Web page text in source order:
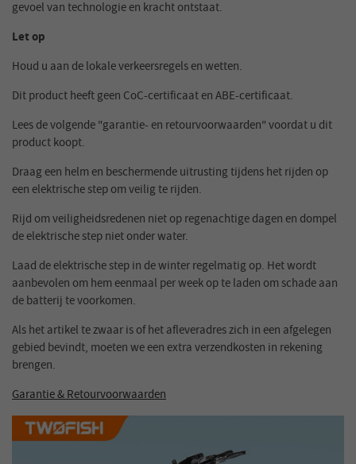
gevoel van technologie en kracht ontstaat.
Let op
Houd u aan de lokale verkeersregels en wetten.
Dit product heeft geen CoC-certificaat en ABE-certificaat.
Lees de volgende "garantie- en retourvoorwaarden" voordat u dit
product koopt.
Draag een helm en beschermende uitrusting tijdens het rijden op
een elektrische step om veilig te rijden.
Rijd om veiligheidsredenen niet op regenachtige dagen en dompel
de elektrische step niet onder water.
Laad de elektrische step in de winter regelmatig op. Het wordt
aanbevolen om hem eenmaal per week op te laden om schade aan
de batterij te voorkomen.
Als het artikel te zwaar is of het afleveradres zich in een afgelegen
gebied bevindt, moeten we een extra verzendkosten in rekening
brengen.
Garantie & Retourvoorwaarden